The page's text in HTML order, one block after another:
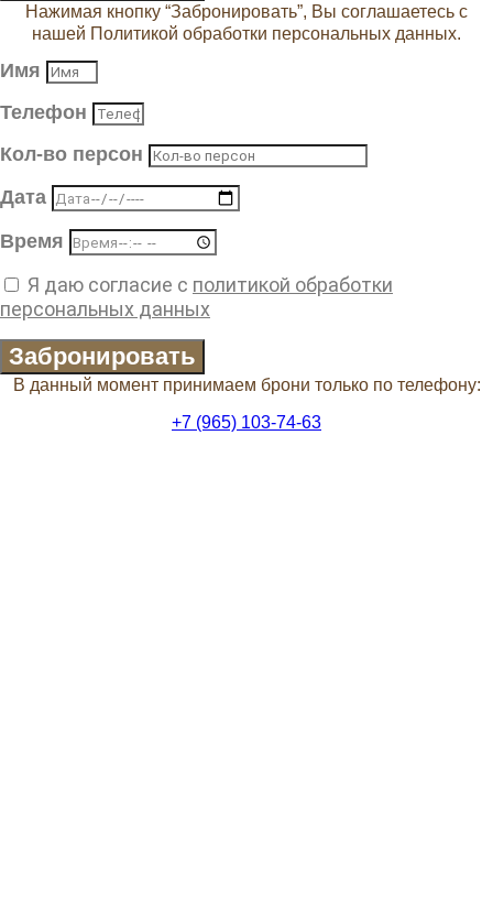
Нажимая кнопку “Забронировать”, Вы соглашаетесь с
нашей Политикой обработки персональных данных.
Имя
Телефон
Кол-во персон
Дата
Время
Я даю согласие с политикой обработки
персональных данных
Забронировать
В данный момент принимаем брони только по телефону:
+7 (965) 103-74-63